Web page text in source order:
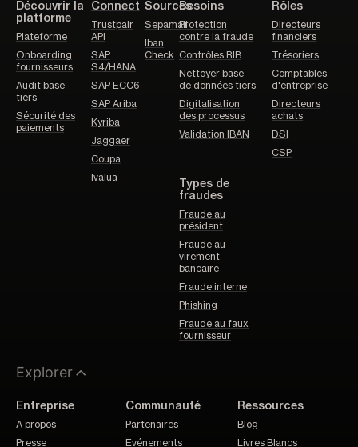
Découvrir la
platforme
Plateforme
Onboarding
fournisseurs
Audit base
tiers
Sécurité des
paiements
Connect
Trustpair
API
SAP
S4/HANA
SAP ECC6
SAP Ariba
Kyriba
Jaggaer
Coupa
Ivalua
Sources
Sepamail
Iban
Check
Besoins
Protection
contre la fraude
Contrôles RIB
Nettoyer base
de données tiers
Digitalisation
des processus
Validation IBAN
Rôles
Directeurs
financiers
Trésoriers
Comptables
d'entreprise
Directeurs
achats
DSI
CSP
Types de
fraudes
Fraude au
président
Fraude au
virement
bancaire
Fraude interne
Phishing
Fraude au faux
fournisseur
Explorer
Entreprise
A propos
Presse
Communauté
Partenaires
Evénements
Ressources
Blog
Livres Blancs